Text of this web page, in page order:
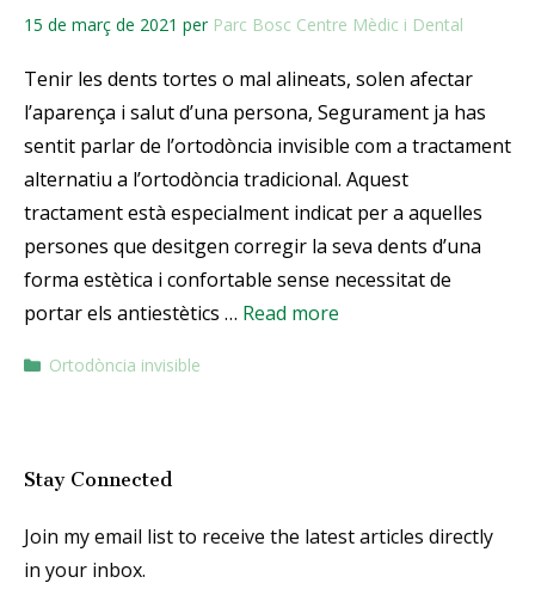
15 de març de 2021 per Parc Bosc Centre Mèdic i Dental
Tenir les dents tortes o mal alineats, solen afectar
l’aparença i salut d’una persona, Segurament ja has
sentit parlar de l’ortodòncia invisible com a tractament
alternatiu a l’ortodòncia tradicional. Aquest
tractament està especialment indicat per a aquelles
persones que desitgen corregir la seva dents d’una
forma estètica i confortable sense necessitat de
portar els antiestètics … Read more
Ortodòncia invisible
Stay Connected
Join my email list to receive the latest articles directly
in your inbox.